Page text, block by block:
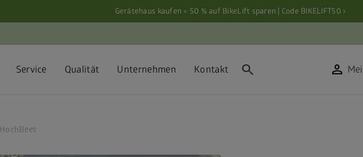
Gerätehaus kaufen = 50 % auf BikeLift sparen | Code BIKELIFT50 ›
Service Qualität Unternehmen Kontakt search person
HochBeet